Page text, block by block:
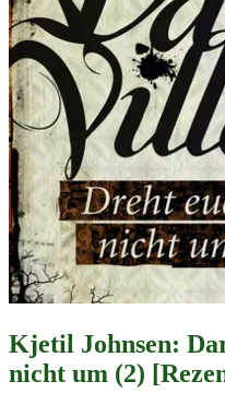
Kjetil Johnsen:
nicht um (2)